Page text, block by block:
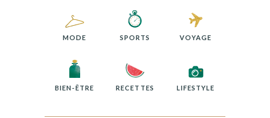
MODE SPORTS VOYAGE
BIEN-ÊTRE RECETTES LIFESTYLE